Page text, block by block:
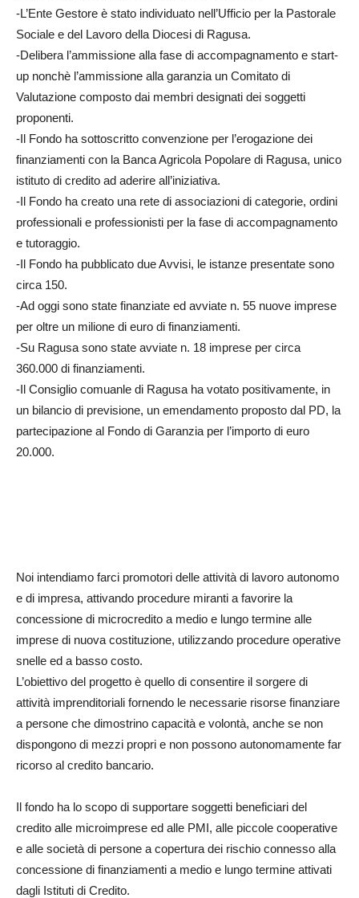
-L’Ente Gestore è stato individuato nell’Ufficio per la Pastorale
Sociale e del Lavoro della Diocesi di Ragusa.
-Delibera l’ammissione alla fase di accompagnamento e start-
up nonchè l’ammissione alla garanzia un Comitato di
Valutazione composto dai membri designati dei soggetti
proponenti.
-Il Fondo ha sottoscritto convenzione per l’erogazione dei
finanziamenti con la Banca Agricola Popolare di Ragusa, unico
istituto di credito ad aderire all’iniziativa.
-Il Fondo ha creato una rete di associazioni di categorie, ordini
professionali e professionisti per la fase di accompagnamento
e tutoraggio.
-Il Fondo ha pubblicato due Avvisi, le istanze presentate sono
circa 150.
-Ad oggi sono state finanziate ed avviate n. 55 nuove imprese
per oltre un milione di euro di finanziamenti.
-Su Ragusa sono state avviate n. 18 imprese per circa
360.000 di finanziamenti.
-Il Consiglio comuanle di Ragusa ha votato positivamente, in
un bilancio di previsione, un emendamento proposto dal PD, la
partecipazione al Fondo di Garanzia per l’importo di euro
20.000.
Noi intendiamo farci promotori delle attività di lavoro autonomo
e di impresa, attivando procedure miranti a favorire la
concessione di microcredito a medio e lungo termine alle
imprese di nuova costituzione, utilizzando procedure operative
snelle ed a basso costo.
L’obiettivo del progetto è quello di consentire il sorgere di
attività imprenditoriali fornendo le necessarie risorse finanziare
a persone che dimostrino capacità e volontà, anche se non
dispongono di mezzi propri e non possono autonomamente far
ricorso al credito bancario.
Il fondo ha lo scopo di supportare soggetti beneficiari del
credito alle microimprese ed alle PMI, alle piccole cooperative
e alle società di persone a copertura dei rischio connesso alla
concessione di finanziamenti a medio e lungo termine attivati
dagli Istituti di Credito.